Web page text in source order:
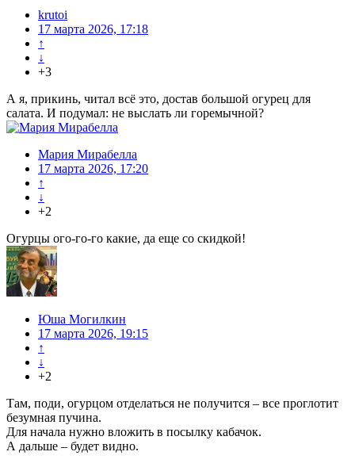
krutoi
17 марта 2026, 17:18
↑
↓
+3
А я, прикинь, читал всё это, достав большой огурец для
салата. И подумал: не выслать ли горемычной?
Мария Мирабелла
17 марта 2026, 17:20
↑
↓
+2
Огурцы ого-го-го какие, да еще со скидкой!
Юша Могилкин
17 марта 2026, 19:15
↑
↓
+2
Там, поди, огурцом отделаться не получится – все проглотит
безумная пучина.
Для начала нужно вложить в посылку кабачок.
А дальше – будет видно.